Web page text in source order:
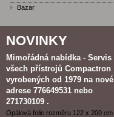
Bazar
NOVINKY
Mimořádná nabídka - Servis
všech přístrojů Compactron
vyrobených od 1979 na nové
adrese 776649531 nebo
271730109 .
Opálová folie rozměru 122 x 200 cm ,